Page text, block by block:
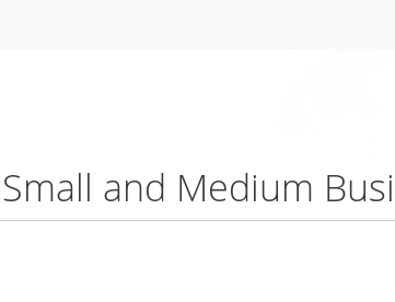
and Medium